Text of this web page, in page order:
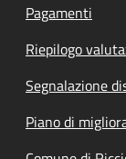
Pagamenti
Riepilogo
Segnalazione
Piano di